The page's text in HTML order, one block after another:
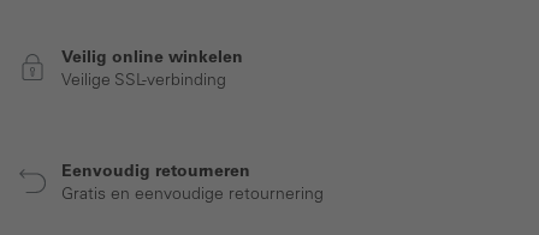
Veilig online winkelen
Veilige SSL-verbinding
Eenvoudig retourneren
Gratis en eenvoudige retournering